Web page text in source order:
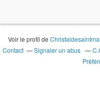
Voir le profil de
Contact
Signaler un abus